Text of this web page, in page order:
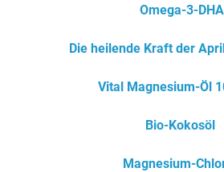
Omega-3-DHA
Die heilende Kraft der
Vital Magnesium-Öl
Bio-Kokosöl
Magnesium-